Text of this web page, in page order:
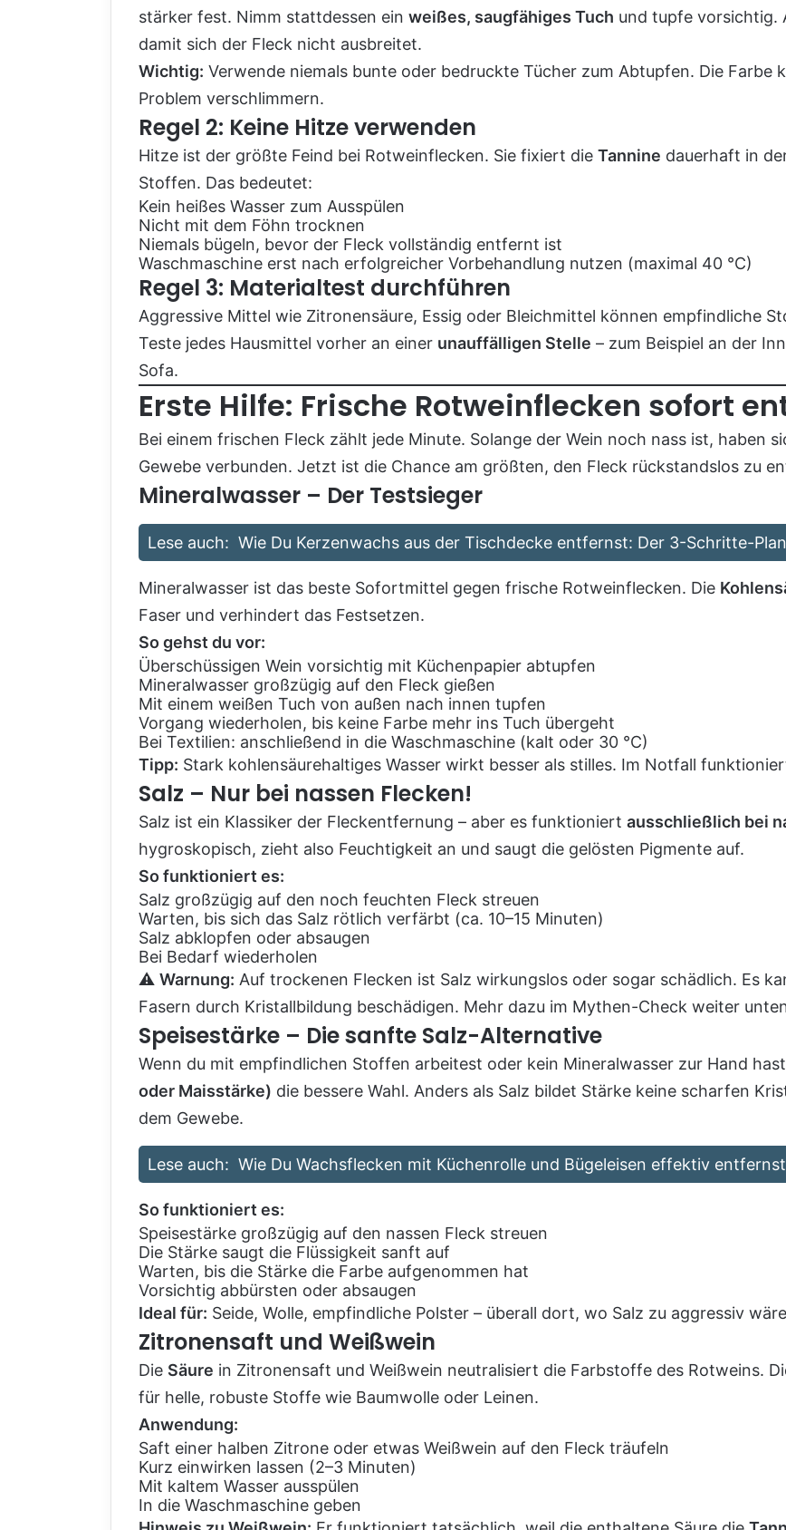
stärker fest. Nimm stattdessen ein weißes, saugfähiges Tuch und tupfe vorsichtig.
damit sich der Fleck nicht ausbreitet.
Wichtig: Verwende niemals bunte oder bedruckte Tücher zum Abtupfen. Die Farbe
Problem verschlimmern.
Regel 2: Keine Hitze verwenden
Hitze ist der größte Feind bei Rotweinflecken. Sie fixiert die Tannine dauerhaft in
Stoffen. Das bedeutet:
Kein heißes Wasser zum Ausspülen
Nicht mit dem Föhn trocknen
Niemals bügeln, bevor der Fleck vollständig entfernt ist
Waschmaschine erst nach erfolgreicher Vorbehandlung nutzen (maximal 40 °C)
Regel 3: Materialtest durchführen
Aggressive Mittel wie Zitronensäure, Essig oder Bleichmittel können empfindliche
Teste jedes Hausmittel vorher an einer unauffälligen Stelle – zum Beispiel an der
Sofa.
Erste Hilfe: Frische Rotweinflecken sofort
Bei einem frischen Fleck zählt jede Minute. Solange der Wein noch nass ist, haben
Gewebe verbunden. Jetzt ist die Chance am größten, den Fleck rückstandslos zu
Mineralwasser – Der Testsieger
Lese auch: Wie Du Kerzenwachs aus der Tischdecke entfernst: Der 3-Schritte-Plan
Mineralwasser ist das beste Sofortmittel gegen frische Rotweinflecken. Die
Faser und verhindert das Festsetzen.
So gehst du vor:
Überschüssigen Wein vorsichtig mit Küchenpapier abtupfen
Mineralwasser großzügig auf den Fleck gießen
Mit einem weißen Tuch von außen nach innen tupfen
Vorgang wiederholen, bis keine Farbe mehr ins Tuch übergeht
Bei Textilien: anschließend in die Waschmaschine (kalt oder 30 °C)
Tipp: Stark kohlensäurehaltiges Wasser wirkt besser als stilles. Im Notfall
Salz – Nur bei nassen Flecken!
Salz ist ein Klassiker der Fleckentfernung – aber es funktioniert ausschließlich bei
hygroskopisch, zieht also Feuchtigkeit an und saugt die gelösten Pigmente auf.
So funktioniert es:
Salz großzügig auf den noch feuchten Fleck streuen
Warten, bis sich das Salz rötlich verfärbt (ca. 10–15 Minuten)
Salz abklopfen oder absaugen
Bei Bedarf wiederholen
⚠️ Warnung: Auf trockenen Flecken ist Salz wirkungslos oder sogar schädlich. Es
Fasern durch Kristallbildung beschädigen. Mehr dazu im Mythen-Check weiter
Speisestärke – Die sanfte Salz-Alternative
Wenn du mit empfindlichen Stoffen arbeitest oder kein Mineralwasser zur Hand
oder Maisstärke) die bessere Wahl. Anders als Salz bildet Stärke keine scharfen
dem Gewebe.
Lese auch: Wie Du Wachsflecken mit Küchenrolle und Bügeleisen effektiv entfernst
So funktioniert es:
Speisestärke großzügig auf den nassen Fleck streuen
Die Stärke saugt die Flüssigkeit sanft auf
Warten, bis die Stärke die Farbe aufgenommen hat
Vorsichtig abbürsten oder absaugen
Ideal für: Seide, Wolle, empfindliche Polster – überall dort, wo Salz zu aggressiv
Zitronensaft und Weißwein
Die Säure in Zitronensaft und Weißwein neutralisiert die Farbstoffe des Rotweins.
für helle, robuste Stoffe wie Baumwolle oder Leinen.
Anwendung:
Saft einer halben Zitrone oder etwas Weißwein auf den Fleck träufeln
Kurz einwirken lassen (2–3 Minuten)
Mit kaltem Wasser ausspülen
In die Waschmaschine geben